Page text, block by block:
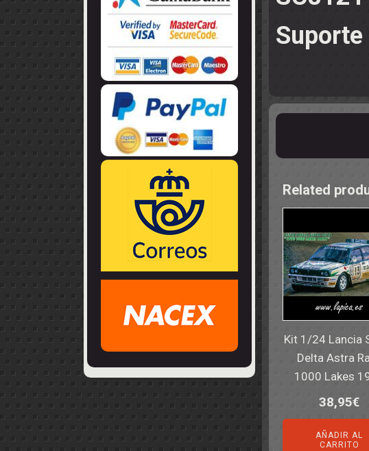
LLANTAS
Suporte
Related
Kit 1/24 Lancia
Delta Astra
1000 Lakes
38,95€
AÑADIR AL
CARRITO